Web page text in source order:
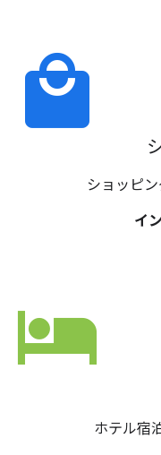
local_mall
ショッピン
イ
hotel
ホテル宿